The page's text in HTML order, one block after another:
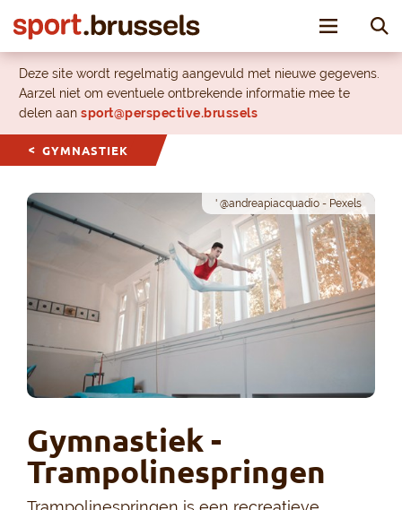
Toggle
Deze site wordt regelmatig aangevuld met nieuwe gegevens.
Aarzel niet om eventuele ontbrekende informatie mee te
delen aan sport@perspective.brussels
GYMNASTIEK
' @andreapiacquadio - Pexels
Gymnastiek -
Trampolinespringen